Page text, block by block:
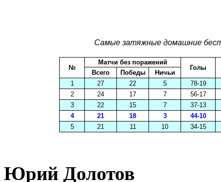
Самые затяжные домашние
№
Матчи без поражений
Голы
Всего Победы
Ничьи
1
27 22 5
78-19
2
24 17 7
56-17
3
22 15 7
37-13
4
21 18 3
44-10
5
21 11 10 34-15
Юрий Долотов